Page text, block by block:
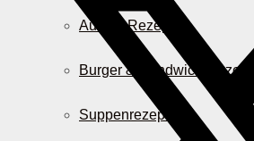
Auflauf Rezepte
Burger & Sandwich Rezepte
Suppenrezepte